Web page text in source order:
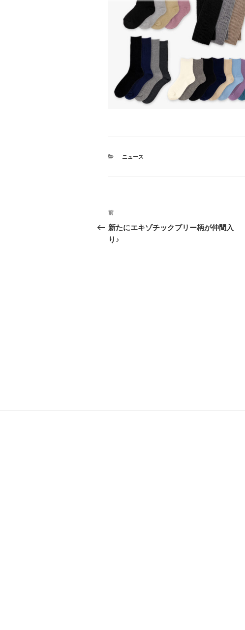
カ
ニュース
投
稿
ナ
前
の
投
前
新たにエキゾチックブリー柄が仲間入
り♪